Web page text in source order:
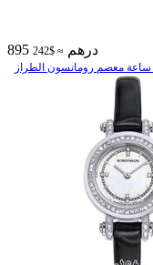
895 درهم ≈ $242